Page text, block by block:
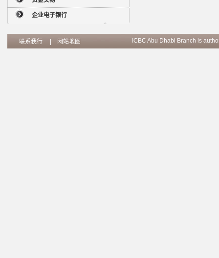
企业电子银行
联系我行 网站地图 ICBC Abu Dhabi Branch is